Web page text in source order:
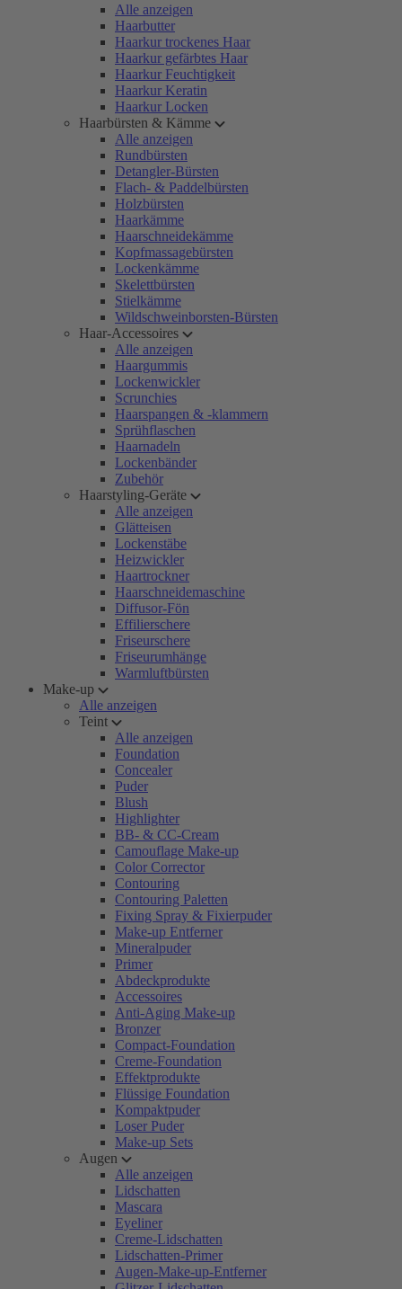
Alle anzeigen
Haarbutter
Haarkur trockenes Haar
Haarkur gefärbtes Haar
Haarkur Feuchtigkeit
Haarkur Keratin
Haarkur Locken
Haarbürsten & Kämme
Alle anzeigen
Rundbürsten
Detangler-Bürsten
Flach- & Paddelbürsten
Holzbürsten
Haarkämme
Haarschneidekämme
Kopfmassagebürsten
Lockenkämme
Skelettbürsten
Stielkämme
Wildschweinborsten-Bürsten
Haar-Accessoires
Alle anzeigen
Haargummis
Lockenwickler
Scrunchies
Haarspangen & -klammern
Sprühflaschen
Haarnadeln
Lockenbänder
Zubehör
Haarstyling-Geräte
Alle anzeigen
Glätteisen
Lockenstäbe
Heizwickler
Haartrockner
Haarschneidemaschine
Diffusor-Fön
Effilierschere
Friseurschere
Friseurumhänge
Warmluftbürsten
Make-up
Alle anzeigen
Teint
Alle anzeigen
Foundation
Concealer
Puder
Blush
Highlighter
BB- & CC-Cream
Camouflage Make-up
Color Corrector
Contouring
Contouring Paletten
Fixing Spray & Fixierpuder
Make-up Entferner
Mineralpuder
Primer
Abdeckprodukte
Accessoires
Anti-Aging Make-up
Bronzer
Compact-Foundation
Creme-Foundation
Effektprodukte
Flüssige Foundation
Kompaktpuder
Loser Puder
Make-up Sets
Augen
Alle anzeigen
Lidschatten
Mascara
Eyeliner
Creme-Lidschatten
Lidschatten-Primer
Augen-Make-up-Entferner